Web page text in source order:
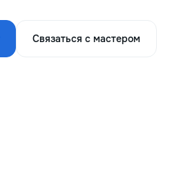
Связаться с мастером